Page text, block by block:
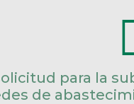
para la
de